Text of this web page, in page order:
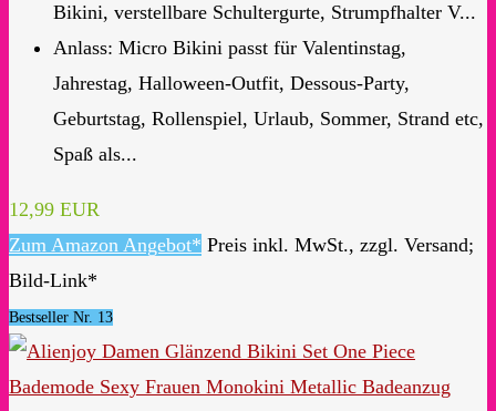
Bikini, verstellbare Schultergurte, Strumpfhalter V...
Anlass: Micro Bikini passt für Valentinstag,
Jahrestag, Halloween-Outfit, Dessous-Party,
Geburtstag, Rollenspiel, Urlaub, Sommer, Strand etc,
Spaß als...
12,99 EUR
Zum Amazon Angebot* Preis inkl. MwSt., zzgl. Versand;
Bild-Link*
Bestseller Nr. 13